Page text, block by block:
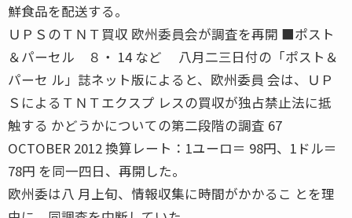
鮮食品を配送する。
ＵＰＳのＴＮＴ買収 欧州委員会が調査を再開 ■ポスト
＆パーセル ８・ 14 など 八月二三日付の「ポスト＆
パーセ ル」誌ネット版によると、欧州委員 会は、ＵＰ
ＳによるＴＮＴエクスプ レスの買収が独占禁止法に抵
触する かどうかについての第二段階の調査 67
OCTOBER 2012 換算レート：1ユーロ＝ 98円、1ドル＝
78円 を同一四日、再開した。
欧州委は八 月上旬、情報収集に時間がかかるこ とを理